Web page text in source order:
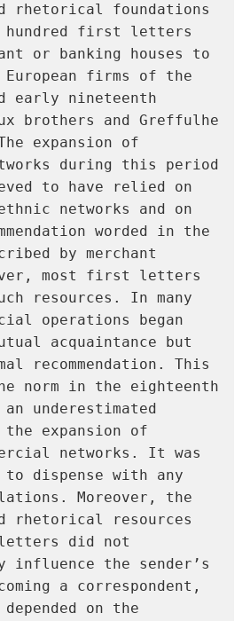
rhetorical foundations
hundred first letters
or banking houses to
European firms of the
early nineteenth
brothers and Greffulhe
expansion of
during this period
to have relied on
networks and on
worded in the
by merchant
most first letters
resources. In many
operations began
acquaintance but
recommendation. This
norm in the eighteenth
underestimated
expansion of
networks. It was
to dispense with any
Moreover, the
rhetorical resources
did not
influence the sender’s
a correspondent,
on the